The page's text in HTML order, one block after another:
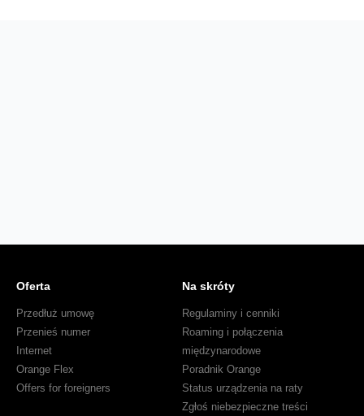
Oferta
Przedłuż umowę
Przenieś numer
Internet
Orange Flex
Offers for foreigners
Na skróty
Regulaminy i cenniki
Roaming i połączenia
międzynarodowe
Poradnik Orange
Status urządzenia na raty
Zgłoś niebezpieczne treści